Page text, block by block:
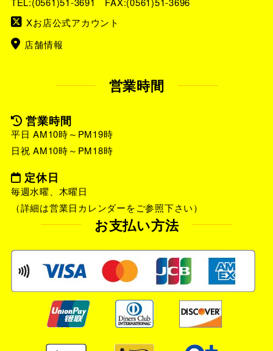
Xお店公式アカウント
店舗情報
営業時間
営業時間
平日 AM10時～PM19時
日祝 AM10時～PM18時
定休日
毎週水曜、木曜日
（詳細は営業日カレンダーをご参照下さい）
お支払い方法